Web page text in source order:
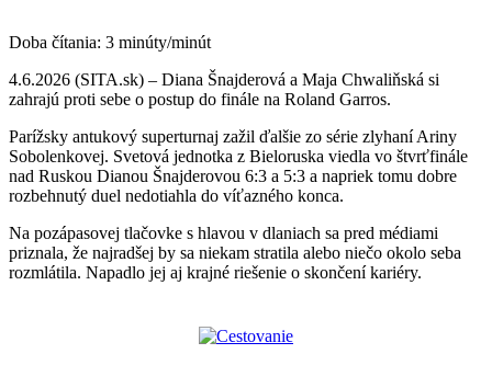
Doba čítania: 3 minúty/minút
4.6.2026 (SITA.sk) – Diana Šnajderová a Maja Chwaliňská si
zahrajú proti sebe o postup do finále na Roland Garros.
Parížsky antukový superturnaj zažil ďalšie zo série zlyhaní Ariny
Sobolenkovej. Svetová jednotka z Bieloruska viedla vo štvrťfinále
nad Ruskou Dianou Šnajderovou 6:3 a 5:3 a napriek tomu dobre
rozbehnutý duel nedotiahla do víťazného konca.
Na pozápasovej tlačovke s hlavou v dlaniach sa pred médiami
priznala, že najradšej by sa niekam stratila alebo niečo okolo seba
rozmlátila. Napadlo jej aj krajné riešenie o skončení kariéry.